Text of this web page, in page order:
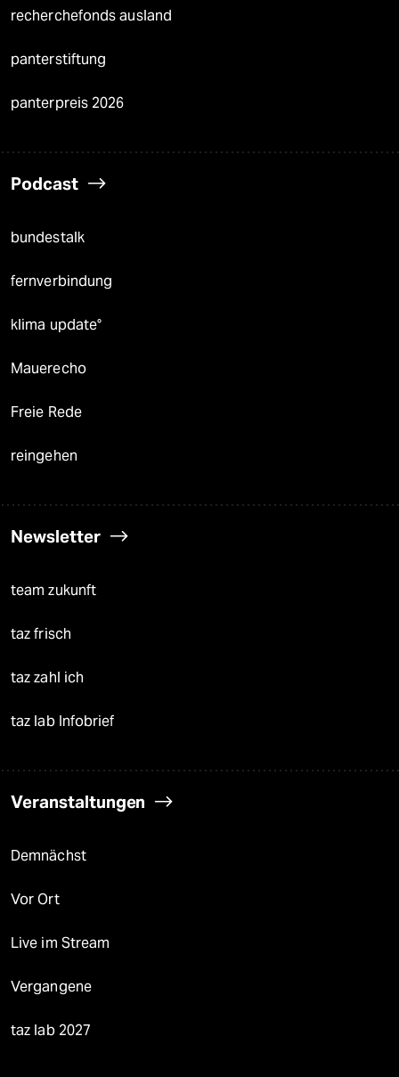
recherchefonds ausland
panterstiftung
panterpreis 2026
Podcast
bundestalk
fernverbindung
klima update°
Mauerecho
Freie Rede
reingehen
Newsletter
team zukunft
taz frisch
taz zahl ich
taz lab Infobrief
Veranstaltungen
Demnächst
Vor Ort
Live im Stream
Vergangene
taz lab 2027